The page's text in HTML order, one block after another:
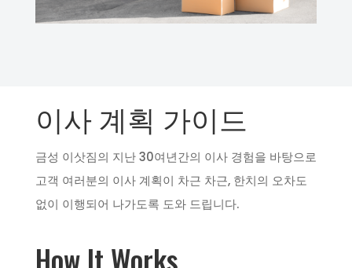
이사 계획 가이드
금성 이삿짐의 지난 30여년간의 이사 경험을 바탕으로
고객 여러분의 이사 계획이 차근 차근, 한치의 오차도
없이 이행되어 나가도록 도와 드립니다.
How It Works